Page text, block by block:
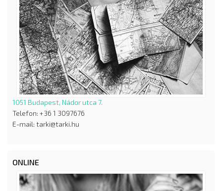
1051 Budapest, Nádor utca 7.
Telefon: +36 1 3097676
E-mail: tarki@tarki.hu
ONLINE